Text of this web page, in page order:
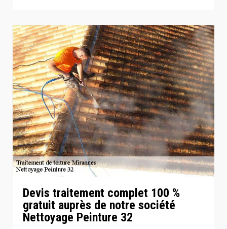
Devis traitement complet 100 %
gratuit auprès de notre société
Nettoyage Peinture 32